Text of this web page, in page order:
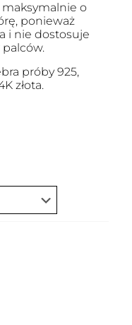
o
ponieważ
i nie dostosuje
próby 925,
złota.